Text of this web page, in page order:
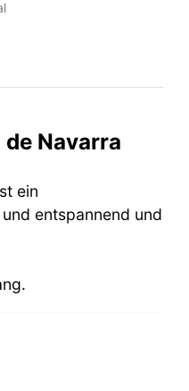
Navarra
ein
entspannend und